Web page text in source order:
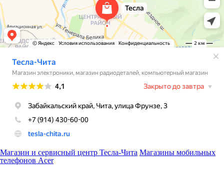
Магазин и сервисный центр Тесла-Чита Магазины мобильных
телефонов Acer